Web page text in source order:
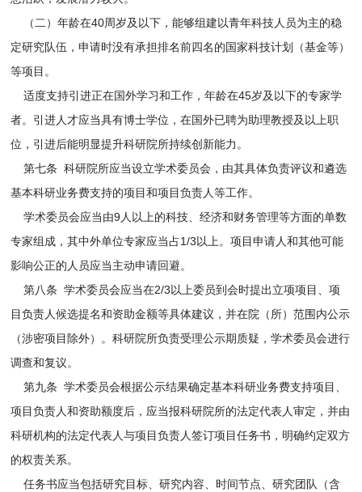
（二）年龄在40周岁及以下，能够组建以青年科技人员为主的稳
定研究队伍，申请时没有承担排名前四名的国家科技计划（基金等）
等项目。
适度支持引进正在国外学习和工作，年龄在45岁及以下的专家学
者。引进人才应当具有博士学位，在国外已聘为助理教授及以上职
位，引进后能明显提升科研院所持续创新能力。
第七条 科研院所应当设立学术委员会，由其具体负责评议和遴选
基本科研业务费支持的项目和项目负责人等工作。
学术委员会应当由9人以上的科技、经济和财务管理等方面的单数
专家组成，其中外单位专家应当占1/3以上。项目申请人和其他可能
影响公正的人员应当主动申请回避。
第八条 学术委员会应当在2/3以上委员到会时提出立项项目、项
目负责人候选提名和资助金额等具体建议，并在院（所）范围内公示
（涉密项目除外）。科研院所负责受理公示期质疑，学术委员会进行
调查和复议。
第九条 学术委员会根据公示结果确定基本科研业务费支持项目、
项目负责人和资助额度后，应当报科研院所的法定代表人审定，并由
科研机构的法定代表人与项目负责人签订项目任务书，明确约定双方
的权责关系。
任务书应当包括研究目标、研究内容、时间节点、研究团队（含